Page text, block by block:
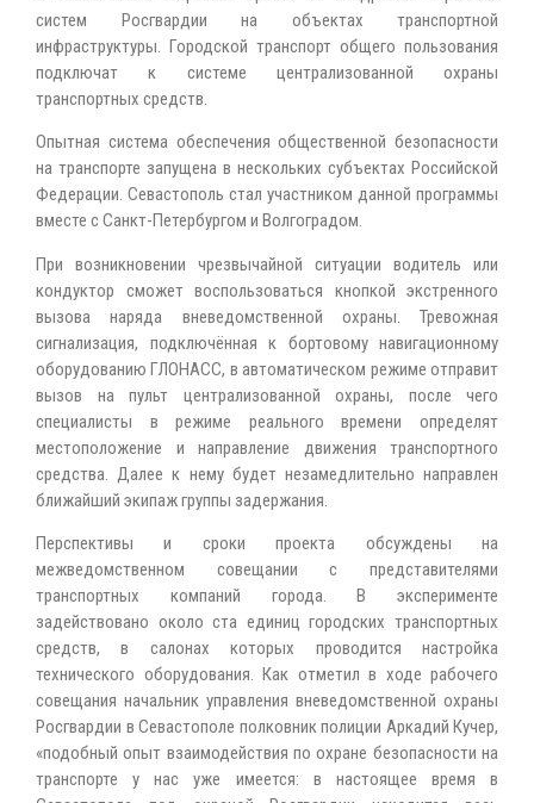
систем Росгвардии на объектах транспортной
инфраструктуры. Городской транспорт общего пользования
подключат к системе централизованной охраны
транспортных средств.
Опытная система обеспечения общественной безопасности
на транспорте запущена в нескольких субъектах Российской
Федерации. Севастополь стал участником данной программы
вместе с Санкт-Петербургом и Волгоградом.
При возникновении чрезвычайной ситуации водитель или
кондуктор сможет воспользоваться кнопкой экстренного
вызова наряда вневедомственной охраны. Тревожная
сигнализация, подключённая к бортовому навигационному
оборудованию ГЛОНАСС, в автоматическом режиме отправит
вызов на пульт централизованной охраны, после чего
специалисты в режиме реального времени определят
местоположение и направление движения транспортного
средства. Далее к нему будет незамедлительно направлен
ближайший экипаж группы задержания.
Перспективы и сроки проекта обсуждены на
межведомственном совещании с представителями
транспортных компаний города. В эксперименте
задействовано около ста единиц городских транспортных
средств, в салонах которых проводится настройка
технического оборудования. Как отметил в ходе рабочего
совещания начальник управления вневедомственной охраны
Росгвардии в Севастополе полковник полиции Аркадий Кучер,
«подобный опыт взаимодействия по охране безопасности на
транспорте у нас уже имеется: в настоящее время в